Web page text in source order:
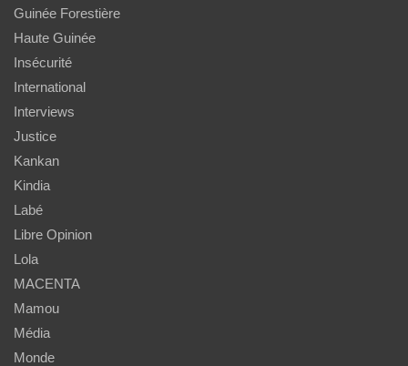
Guinée Forestière
Haute Guinée
Insécurité
International
Interviews
Justice
Kankan
Kindia
Labé
Libre Opinion
Lola
MACENTA
Mamou
Média
Monde